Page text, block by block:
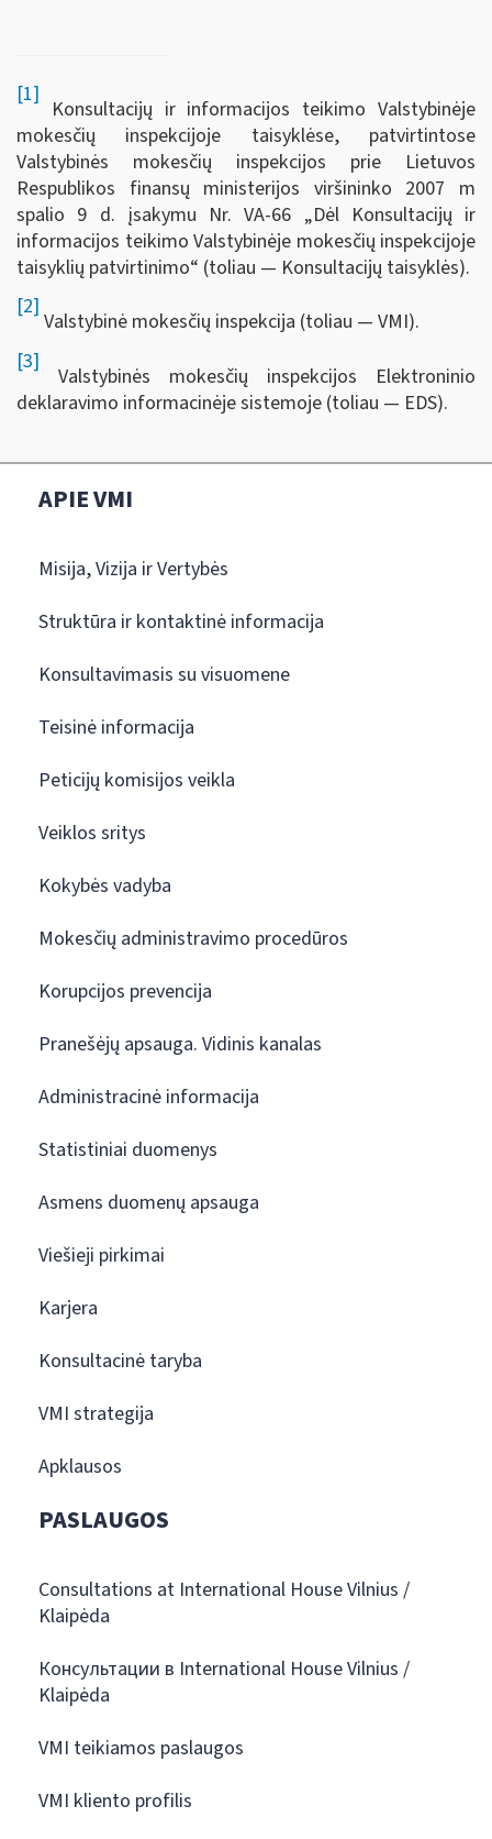
[1]
Konsultacijų ir informacijos teikimo Valstybinėje
mokesčių inspekcijoje taisyklėse, patvirtintose
Valstybinės mokesčių inspekcijos prie Lietuvos
Respublikos finansų ministerijos viršininko 2007 m
spalio 9 d. įsakymu Nr. VA-66 „Dėl Konsultacijų ir
informacijos teikimo Valstybinėje mokesčių inspekcijoje
taisyklių patvirtinimo“ (toliau — Konsultacijų taisyklės).
[2]
Valstybinė mokesčių inspekcija (toliau — VMI).
[3]
Valstybinės mokesčių inspekcijos Elektroninio
deklaravimo informacinėje sistemoje (toliau — EDS).
APIE VMI
Misija, Vizija ir Vertybės
Struktūra ir kontaktinė informacija
Konsultavimasis su visuomene
Teisinė informacija
Peticijų komisijos veikla
Veiklos sritys
Kokybės vadyba
Mokesčių administravimo procedūros
Korupcijos prevencija
Pranešėjų apsauga. Vidinis kanalas
Administracinė informacija
Statistiniai duomenys
Asmens duomenų apsauga
Viešieji pirkimai
Karjera
Konsultacinė taryba
VMI strategija
Apklausos
PASLAUGOS
Consultations at International House Vilnius /
Klaipėda
Консультации в International House Vilnius /
Klaipėda
VMI teikiamos paslaugos
VMI kliento profilis